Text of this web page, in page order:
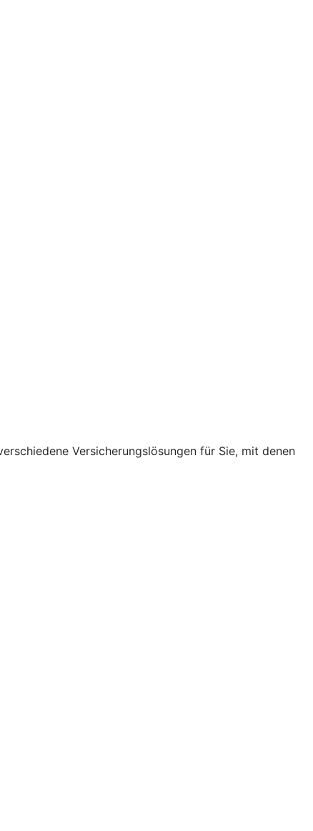
Versicherungslösungen für Sie, mit denen